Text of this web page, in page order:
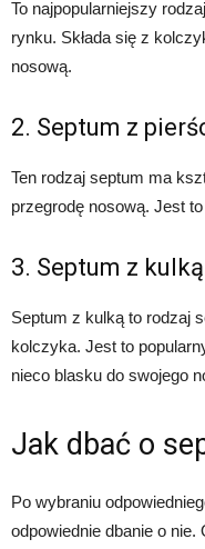
To najpopularniejszy
rynku. Składa się z
nosową.
2. Septum z
Ten rodzaj septum ma
przegrodę nosową. Jest
3. Septum z kulką
Septum z kulką to rodzaj
kolczyka. Jest to
nieco blasku do swojego
Jak dbać o
Po wybraniu
odpowiednie dbanie o